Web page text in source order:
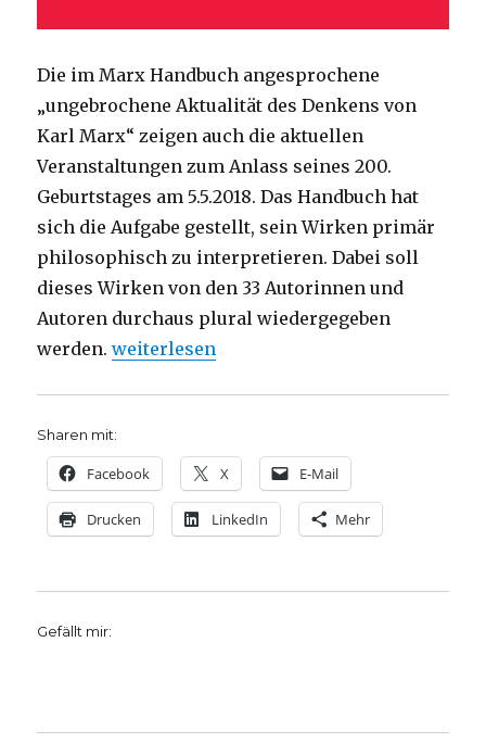
Die im Marx Handbuch angesprochene
„ungebrochene Aktualität des Denkens von
Karl Marx“ zeigen auch die aktuellen
Veranstaltungen zum Anlass seines 200.
Geburtstages am 5.5.2018. Das Handbuch hat
sich die Aufgabe gestellt, sein Wirken primär
philosophisch zu interpretieren. Dabei soll
dieses Wirken von den 33 Autorinnen und
Autoren durchaus plural wiedergegeben
werden.„Karl Marx für heute, Rezension von
weiterlesen
Sharen mit:
Facebook X E-Mail
Drucken LinkedIn Mehr
Gefällt mir: